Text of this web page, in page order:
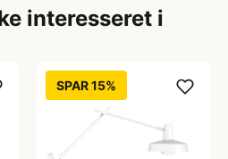
interesseret i
SPAR 15%